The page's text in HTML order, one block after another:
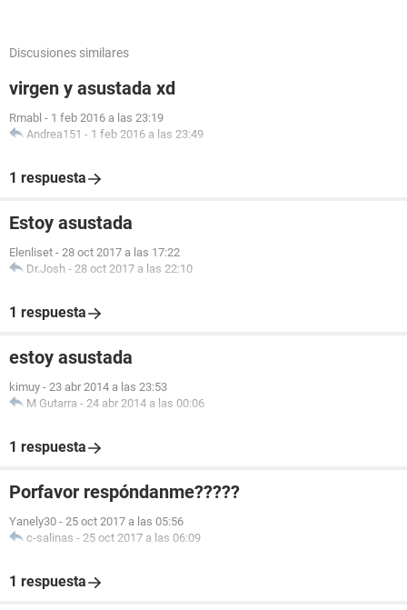
Discusiones similares
virgen y asustada xd
Rmabl - 1 feb 2016 a las 23:19
Andrea151 - 1 feb 2016 a las 23:49
1 respuesta
Estoy asustada
Elenliset - 28 oct 2017 a las 17:22
Dr.Josh - 28 oct 2017 a las 22:10
1 respuesta
estoy asustada
kimuy - 23 abr 2014 a las 23:53
M Gutarra - 24 abr 2014 a las 00:06
1 respuesta
Porfavor respóndanme?????
Yanely30 - 25 oct 2017 a las 05:56
c-salinas - 25 oct 2017 a las 06:09
1 respuesta